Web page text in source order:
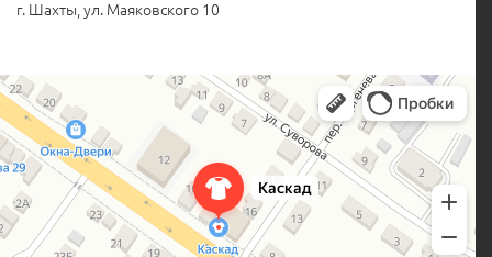
г. Шахты, ул. Маяковского 10